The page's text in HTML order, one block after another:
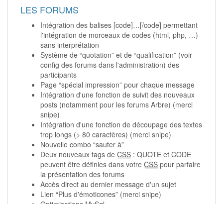
LES FORUMS
Intégration des balises [code]…[/code] permettant
l'intégration de morceaux de codes (html, php, …)
sans interprétation
Système de “quotation” et de “qualification” (voir
config des forums dans l'administration) des
participants
Page “spécial impression” pour chaque message
Intégration d'une fonction de suivit des nouveaux
posts (notamment pour les forums Arbre) (merci
snipe)
Intégration d'une fonction de découpage des textes
trop longs (> 80 caractères) (merci snipe)
Nouvelle combo “sauter à”
Deux nouveaux tags de CSS : QUOTE et CODE
peuvent être définies dans votre CSS pour parfaire
la présentation des forums
Accès direct au dernier message d'un sujet
Lien “Plus d'émoticones” (merci snipe)